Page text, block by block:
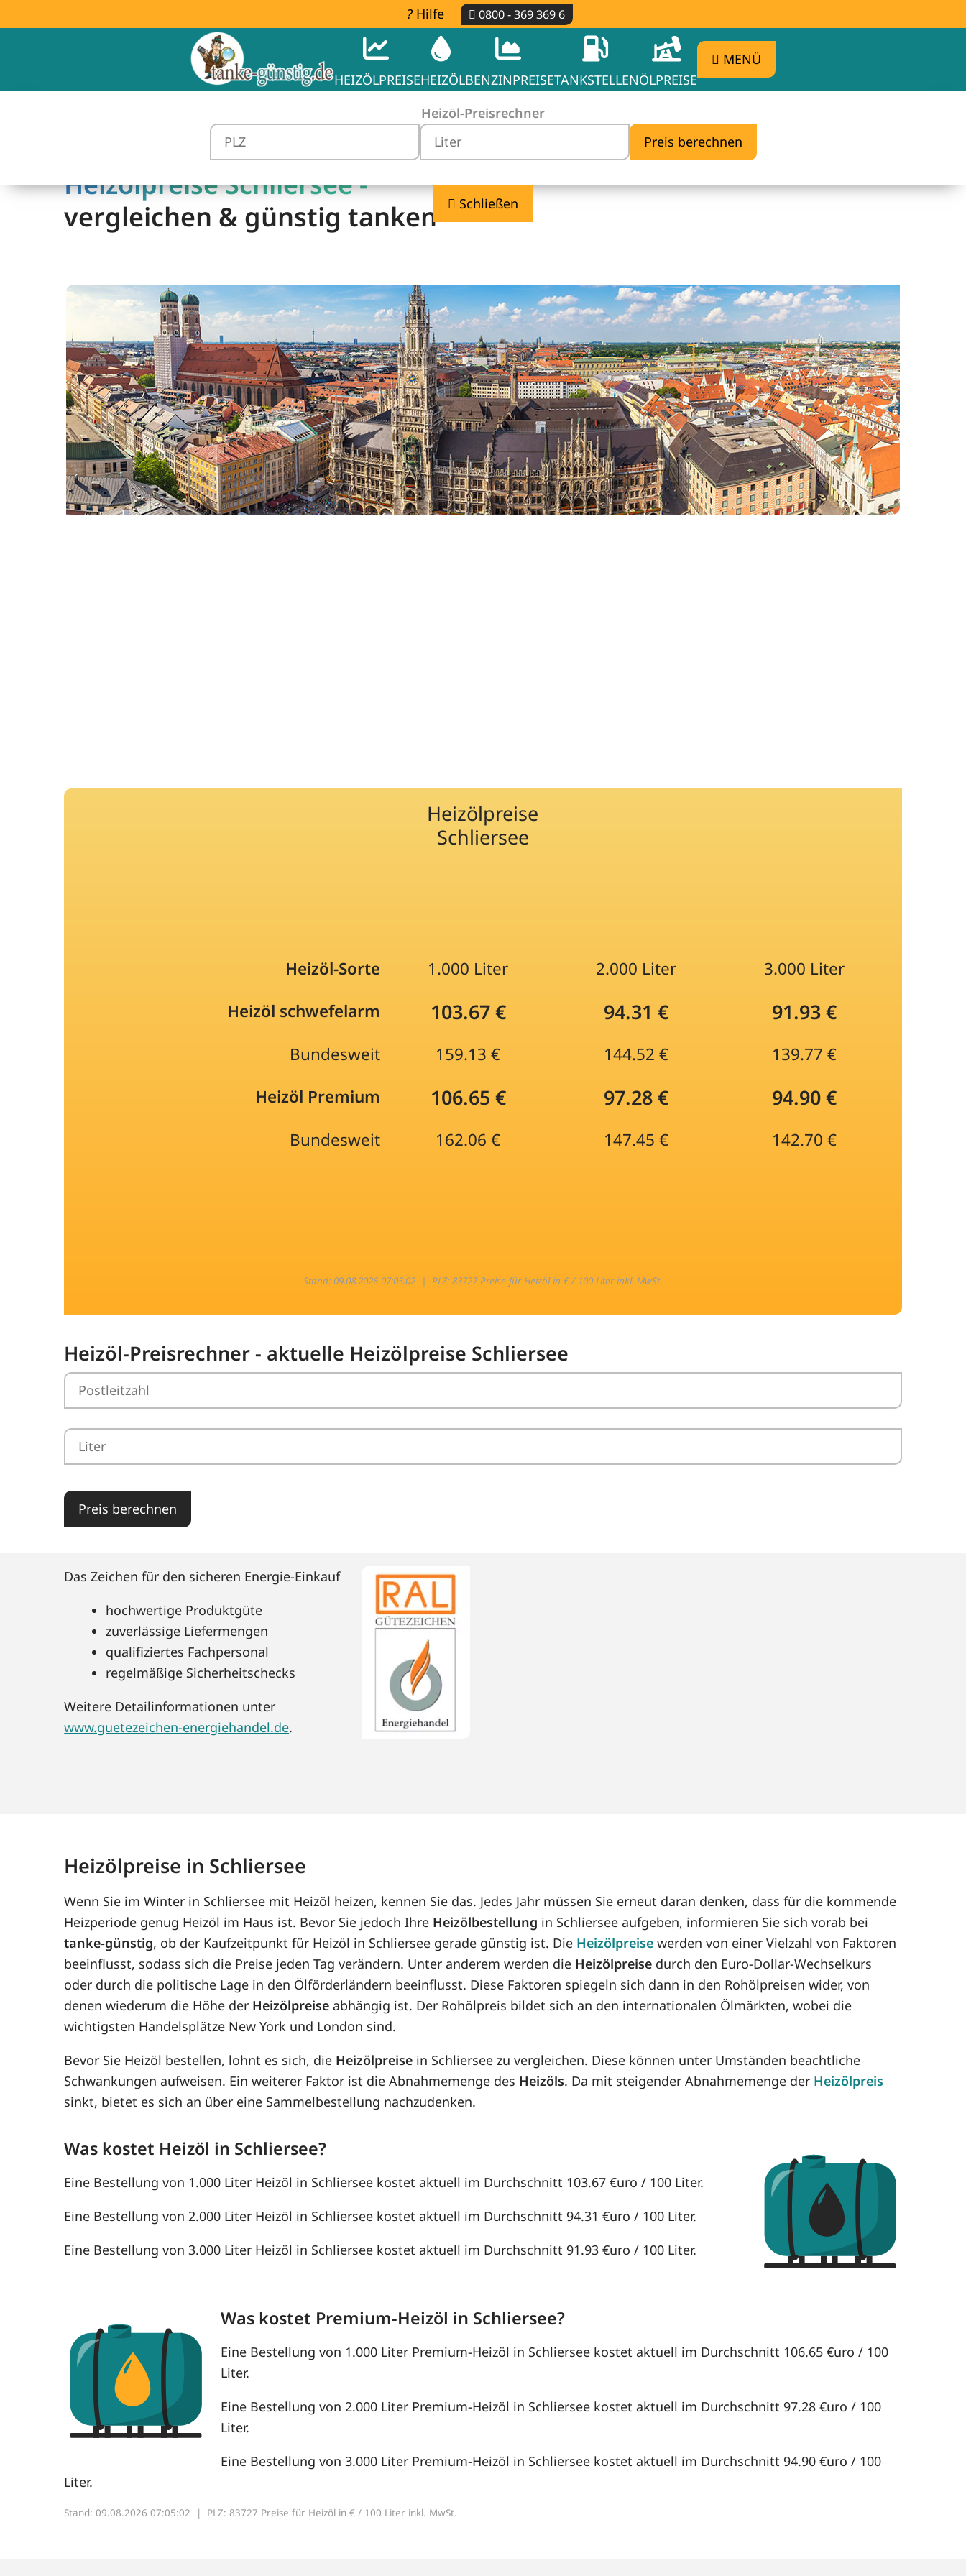
Hilfe 0800 - 369 369 6
HEIZÖLPREISEHEIZÖLBENZINPREISETANKSTELLENÖLPREISE
MENÜ
Heizöl-Preisrechner
Schließen
Heizölpreise Schliersee -
vergleichen & günstig tanken
Heizölpreise
Schliersee
Heizöl-Sorte 1.000 Liter 2.000 Liter
3.000 Liter
Heizöl schwefelarm
103.67 € 94.31 € 91.93 €
Bundesweit 159.13 € 144.52 €
139.77 €
Heizöl Premium
106.65 € 97.28 € 94.90 €
Bundesweit 162.06 € 147.45 € 142.70 €
Stand: 09.08.2026 07:05:02 |PLZ: 83727 Preise für Heizöl in € / 100 Liter inkl. MwSt.
Heizöl-Preisrechner - aktuelle Heizölpreise Schliersee
Preis berechnen
Das Zeichen für den sicheren Energie-Einkauf
hochwertige Produktgüte
zuverlässige Liefermengen
qualifiziertes Fachpersonal
regelmäßige Sicherheitschecks
Weitere Detailinformationen unter
www.guetezeichen-energiehandel.de.
Heizölpreise in Schliersee
Wenn Sie im Winter in Schliersee mit Heizöl heizen, kennen Sie das. Jedes Jahr müssen Sie erneut daran denken, dass für die kommende
Heizperiode genug Heizöl im Haus ist. Bevor Sie jedoch Ihre Heizölbestellung in Schliersee aufgeben, informieren Sie sich vorab bei
tanke-günstig, ob der Kaufzeitpunkt für Heizöl in Schliersee gerade günstig ist. Die Heizölpreise werden von einer Vielzahl von Faktoren
beeinflusst, sodass sich die Preise jeden Tag verändern. Unter anderem werden die Heizölpreise durch den Euro-Dollar-Wechselkurs
oder durch die politische Lage in den Ölförderländern beeinflusst. Diese Faktoren spiegeln sich dann in den Rohölpreisen wider, von
denen wiederum die Höhe der Heizölpreise abhängig ist. Der Rohölpreis bildet sich an den internationalen Ölmärkten, wobei die
wichtigsten Handelsplätze New York und London sind.
Bevor Sie Heizöl bestellen, lohnt es sich, die Heizölpreise in Schliersee zu vergleichen. Diese können unter Umständen beachtliche
Schwankungen aufweisen. Ein weiterer Faktor ist die Abnahmemenge des Heizöls. Da mit steigender Abnahmemenge der Heizölpreis
sinkt, bietet es sich an über eine Sammelbestellung nachzudenken.
Was kostet Heizöl in Schliersee?
Eine Bestellung von 1.000 Liter Heizöl in Schliersee kostet aktuell im Durchschnitt 103.67 €uro / 100 Liter.
Eine Bestellung von 2.000 Liter Heizöl in Schliersee kostet aktuell im Durchschnitt 94.31 €uro / 100 Liter.
Eine Bestellung von 3.000 Liter Heizöl in Schliersee kostet aktuell im Durchschnitt 91.93 €uro / 100 Liter.
Was kostet Premium-Heizöl in Schliersee?
Eine Bestellung von 1.000 Liter Premium-Heizöl in Schliersee kostet aktuell im Durchschnitt 106.65 €uro / 100
Liter.
Eine Bestellung von 2.000 Liter Premium-Heizöl in Schliersee kostet aktuell im Durchschnitt 97.28 €uro / 100
Liter.
Eine Bestellung von 3.000 Liter Premium-Heizöl in Schliersee kostet aktuell im Durchschnitt 94.90 €uro / 100
Liter.
Stand: 09.08.2026 07:05:02 | PLZ: 83727 Preise für Heizöl in € / 100 Liter inkl. MwSt.